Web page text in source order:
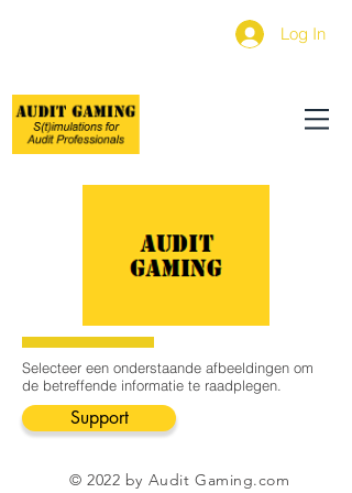
Log In
Selecteer een onderstaande afbeeldingen om
de betreffende informatie te raadplegen.
Support
© 2022 by Audit Gaming.com